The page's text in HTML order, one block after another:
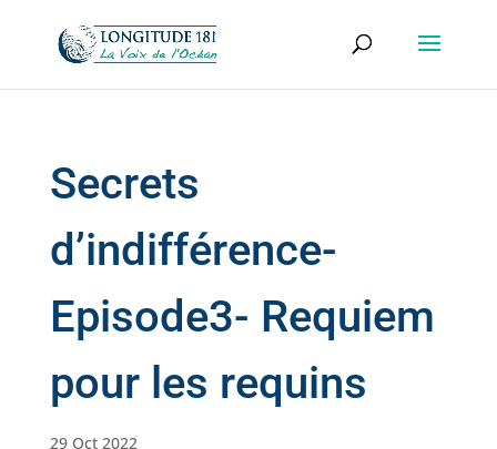
Secrets
d’indifférence-
Episode3- Requiem
pour les requins
29 Oct 2022